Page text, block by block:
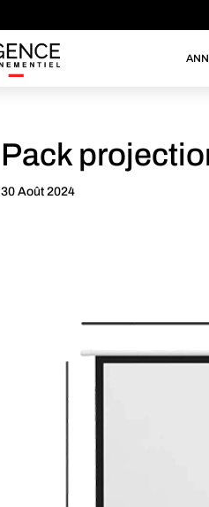
Pack
30 Août 2024